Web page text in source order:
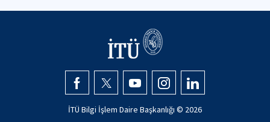
İTÜ Bilgi İşlem Daire Başkanlığı © 2026